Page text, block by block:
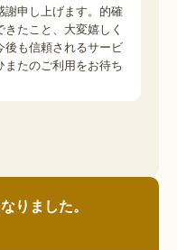
申し上げます。的確
たこと、大変嬉しく
も信頼されるサービ
たのご利用をお待ち
りました。